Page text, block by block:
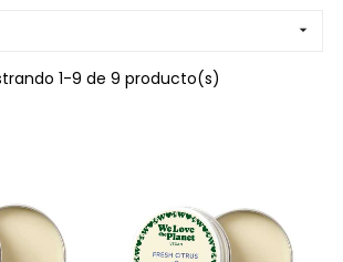

1-9 de 9 producto(s)